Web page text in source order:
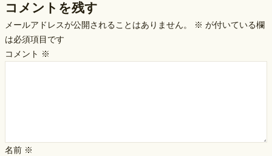
コメントを残す
メールアドレスが公開されることはありません。 ※ が付いている欄
は必須項目です
コメント ※
名前 ※